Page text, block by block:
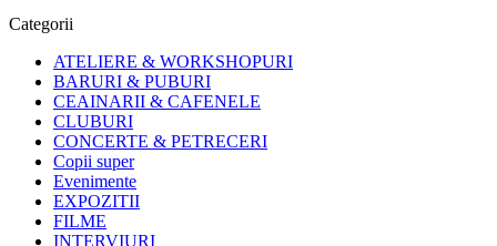
Categorii
ATELIERE & WORKSHOPURI
BARURI & PUBURI
CEAINARII & CAFENELE
CLUBURI
CONCERTE & PETRECERI
Copii super
Evenimente
EXPOZITII
FILME
INTERVIURI